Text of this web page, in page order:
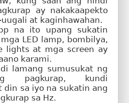
ay nakakaapekto
at kaginhawahan.
na ito upang sukatin
LED lamp, bombilya,
lights at mga screen ay
karami.
lamang sumusukat ng
pagkurap, kundi
din sa iyo na sukatin ang
sa Hz.